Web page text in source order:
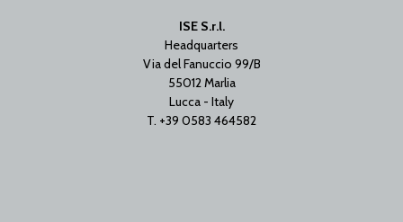
ISE S.r.l.
Headquarters
Via del Fanuccio 99/B
55012 Marlia
Lucca - Italy
T. +39 0583 464582